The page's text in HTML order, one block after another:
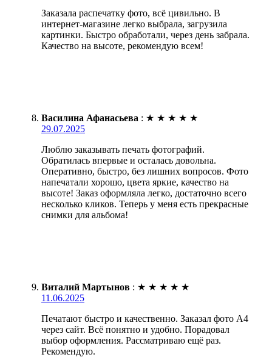
Заказала распечатку фото, всё цивильно. В
интернет-магазине легко выбрала, загрузила
картинки. Быстро обработали, через день забрала.
Качество на высоте, рекомендую всем!
Василина Афанасьева : ★ ★ ★ ★ ★
29.07.2025
Люблю заказывать печать фотографий.
Обратилась впервые и осталась довольна.
Оперативно, быстро, без лишних вопросов. Фото
напечатали хорошо, цвета яркие, качество на
высоте! Заказ оформляла легко, достаточно всего
несколько кликов. Теперь у меня есть прекрасные
снимки для альбома!
Виталий Мартынов : ★ ★ ★ ★ ★
11.06.2025
Печатают быстро и качественно. Заказал фото А4
через сайт. Всё понятно и удобно. Порадовал
выбор оформления. Рассматриваю ещё раз.
Рекомендую.